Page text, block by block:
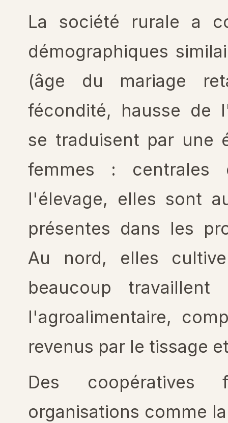
La société rurale a
démographiques
(âge du mariage
fécondité, hausse de
se traduisent par une
femmes :
l'élevage, elles sont
présentes dans les
Au nord, elles
beaucoup
l'agroalimentaire,
revenus par le tissage
Des coopératives
organisations comme